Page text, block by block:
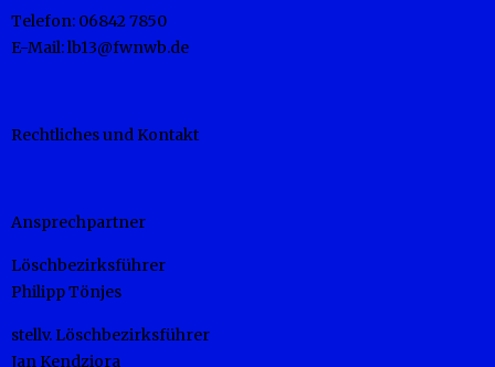
Telefon: 06842 7850
E-Mail: lb13@fwnwb.de
Rechtliches und Kontakt
Ansprechpartner
Löschbezirksführer
Philipp Tönjes
stellv. Löschbezirksführer
Jan Kendziora